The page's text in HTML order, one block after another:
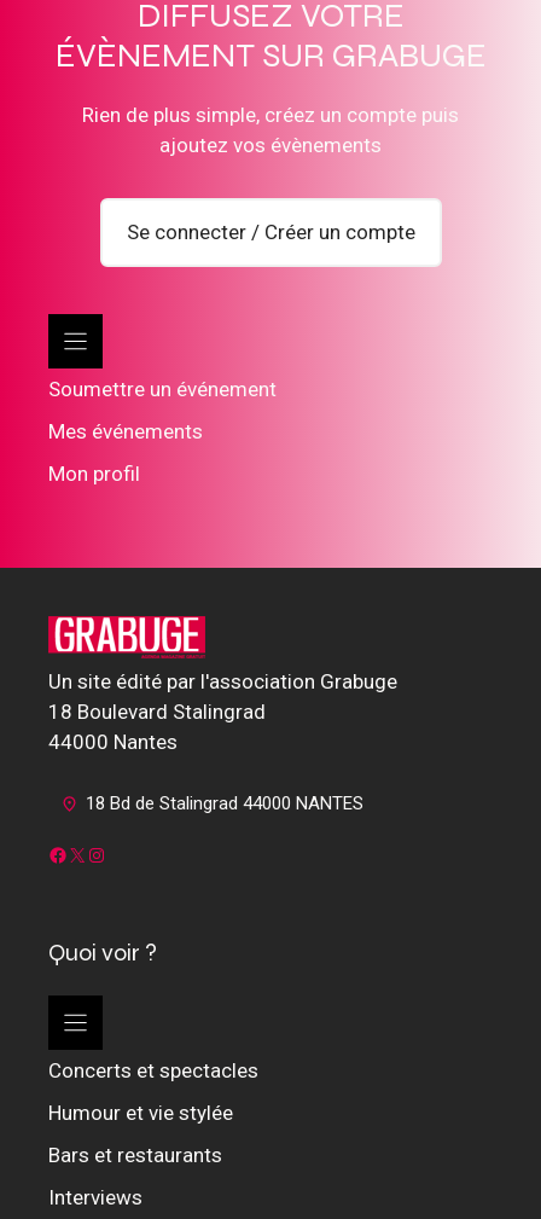
DIFFUSEZ VOTRE
ÉVÈNEMENT SUR GRABUGE
Rien de plus simple, créez un compte puis
ajoutez vos évènements
Se connecter / Créer un compte
Soumettre un événement
Mes événements
Mon profil
Un site édité par l'association Grabuge
18 Boulevard Stalingrad
44000 Nantes
18 Bd de Stalingrad 44000 NANTES
Facebook
X Instagram
Quoi voir ?
Concerts et spectacles
Humour et vie stylée
Bars et restaurants
Interviews